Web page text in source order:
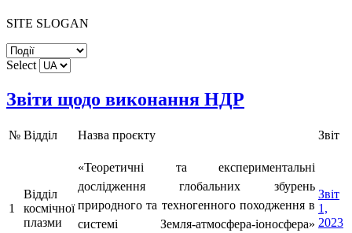
SITE SLOGAN
Select
Звіти щодо виконання НДР
№ Відділ Назва проєкту Звіт
1
Відділ
космічної
плазми
«Теоретичні та експериментальні
дослідження глобальних збурень
природного та техногенного походження в
системі Земля-атмосфера-іоносфера»
Звіт
1,
2023